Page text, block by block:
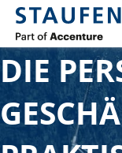
INTERVIEW
DIE